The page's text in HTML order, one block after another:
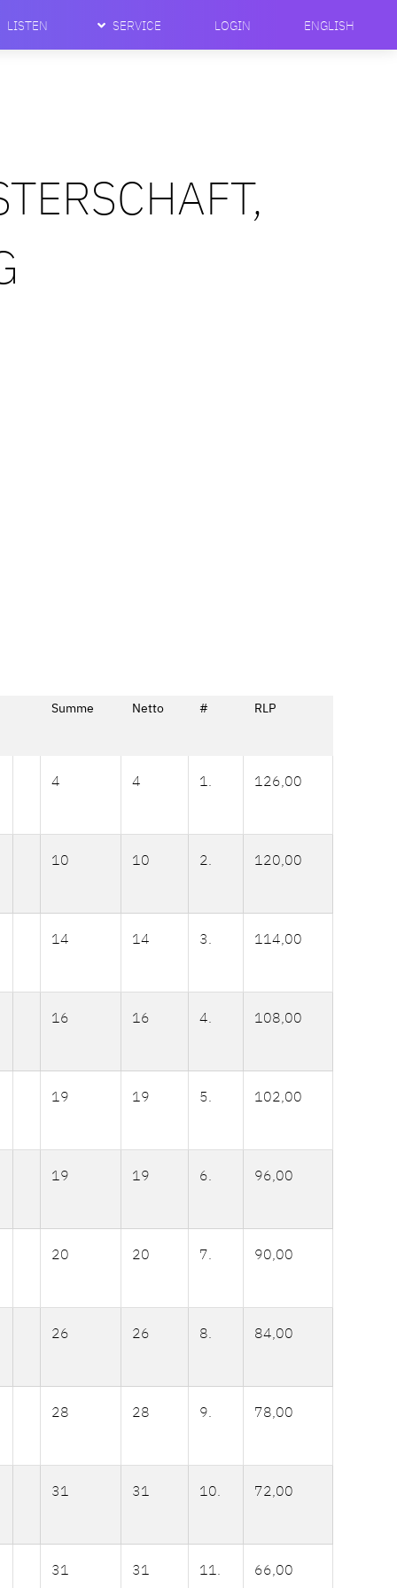
LISTEN SERVICE LOGIN ENGLISH
Summe Netto # RLP
4 4 1. 126,00
10 10 2. 120,00
14 14 3. 114,00
16 16 4. 108,00
19 19 5. 102,00
19 19 6. 96,00
20 20 7. 90,00
26 26 8. 84,00
28 28 9. 78,00
31 31 10. 72,00
31 31 11. 66,00